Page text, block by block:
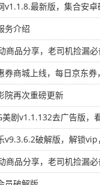
最新版，集合安卓破解软件于一体
务介绍
商品分享，老司机捡漏
商城上线，每日京东券，搜
院再次重磅更新
v1.1.132去广告版，看最新最全
破解版，解锁vip，无
商品分享，老司机捡漏